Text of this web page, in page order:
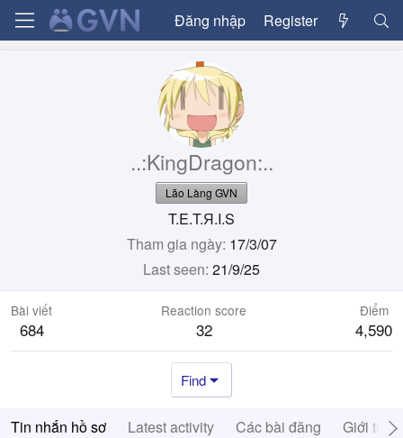
Đăng nhập Register
..:KingDragon:..
Lão Làng GVN
T.E.T.Я.I.S
Tham gia ngày 17/3/07
Last seen 21/9/25
Bài viết
684
Reaction score
32
Điểm
4,590
Find
Tin nhắn hồ sơ Latest activity Các bài đăng Giới thiệu